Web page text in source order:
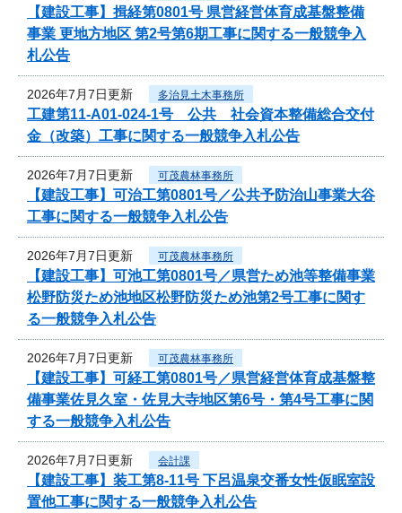
【建設工事】揖経第0801号 県営経営体育成基盤整備
事業 更地方地区 第2号第6期工事に関する一般競争入
札公告
2026年7月7日更新 多治見土木事務所
工建第11-A01-024-1号 公共 社会資本整備総合交付
金（改築）工事に関する一般競争入札公告
2026年7月7日更新 可茂農林事務所
【建設工事】可治工第0801号／公共予防治山事業大谷
工事に関する一般競争入札公告
2026年7月7日更新 可茂農林事務所
【建設工事】可池工第0801号／県営ため池等整備事業
松野防災ため池地区松野防災ため池第2号工事に関す
る一般競争入札公告
2026年7月7日更新 可茂農林事務所
【建設工事】可経工第0801号／県営経営体育成基盤整
備事業佐見久室・佐見大寺地区第6号・第4号工事に関
する一般競争入札公告
2026年7月7日更新 会計課
【建設工事】装工第8-11号 下呂温泉交番女性仮眠室設
置他工事に関する一般競争入札公告